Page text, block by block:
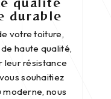
durable
votre toiture,
haute qualité,
leur résistance
souhaitiez
nous